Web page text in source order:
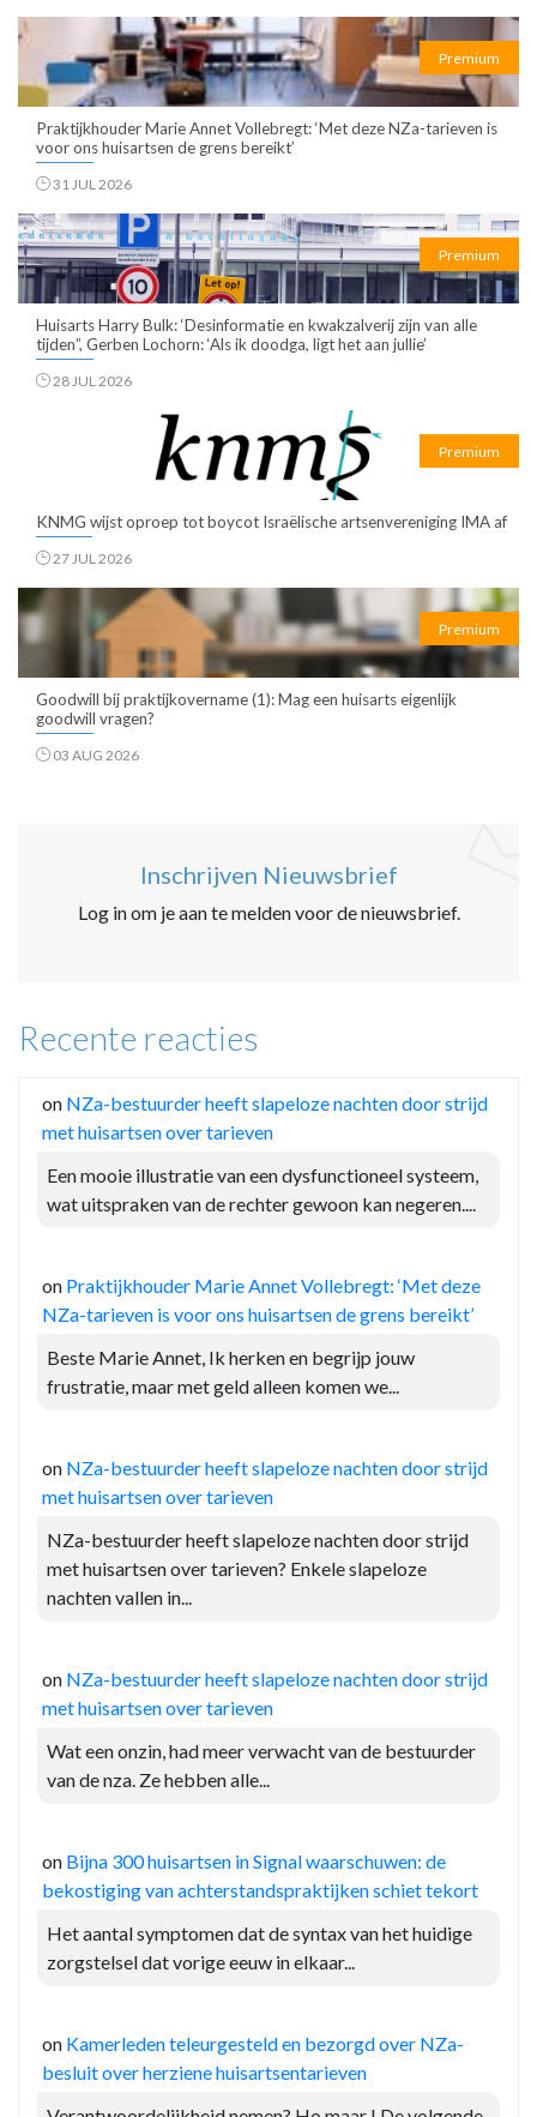
Premium
Praktijkhouder Marie Annet Vollebregt: ‘Met deze NZa-tarieven is
voor ons huisartsen de grens bereikt’
31 JUL 2026
Premium
Huisarts Harry Bulk: ‘Desinformatie en kwakzalverij zijn van alle
tijden”, Gerben Lochorn: ‘Als ik doodga, ligt het aan jullie’
28 JUL 2026
Premium
KNMG wijst oproep tot boycot Israëlische artsenvereniging IMA af
27 JUL 2026
Premium
Goodwill bij praktijkovername (1): Mag een huisarts eigenlijk
goodwill vragen?
03 AUG 2026
Inschrijven Nieuwsbrief
Log in om je aan te melden voor de nieuwsbrief.
Recente reacties
on NZa-bestuurder heeft slapeloze nachten door strijd
met huisartsen over tarieven
Een mooie illustratie van een dysfunctioneel systeem,
wat uitspraken van de rechter gewoon kan negeren....
on Praktijkhouder Marie Annet Vollebregt: ‘Met deze
NZa-tarieven is voor ons huisartsen de grens bereikt’
Beste Marie Annet, Ik herken en begrijp jouw
frustratie, maar met geld alleen komen we...
on NZa-bestuurder heeft slapeloze nachten door strijd
met huisartsen over tarieven
NZa-bestuurder heeft slapeloze nachten door strijd
met huisartsen over tarieven? Enkele slapeloze
nachten vallen in...
on NZa-bestuurder heeft slapeloze nachten door strijd
met huisartsen over tarieven
Wat een onzin, had meer verwacht van de bestuurder
van de nza. Ze hebben alle...
on Bijna 300 huisartsen in Signal waarschuwen: de
bekostiging van achterstandspraktijken schiet tekort
Het aantal symptomen dat de syntax van het huidige
zorgstelsel dat vorige eeuw in elkaar...
on Kamerleden teleurgesteld en bezorgd over NZa-
besluit over herziene huisartsentarieven